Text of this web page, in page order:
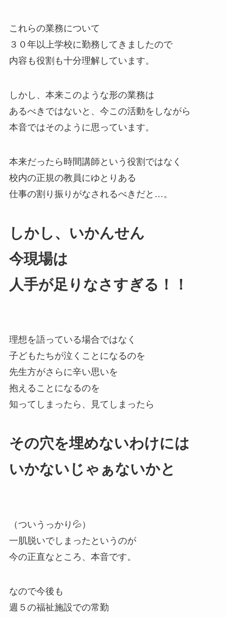
これらの業務について
３０年以上学校に勤務してきましたので
内容も役割も十分理解しています。
しかし、本来このような形の業務は
あるべきではないと、今この活動をしながら
本音ではそのように思っています。
本来だったら時間講師という役割ではなく
校内の正規の教員にゆとりある
仕事の割り振りがなされるべきだと…。
しかし、いかんせん
今現場は
人手が足りなさすぎる！！
理想を語っている場合ではなく
子どもたちが泣くことになるのを
先生方がさらに辛い思いを
抱えることになるのを
知ってしまったら、見てしまったら
その穴を埋めないわけには
いかないじゃぁないかと
（ついうっかり💦）
一肌脱いでしまったというのが
今の正直なところ、本音です。
なので今後も
週５の福祉施設での常勤